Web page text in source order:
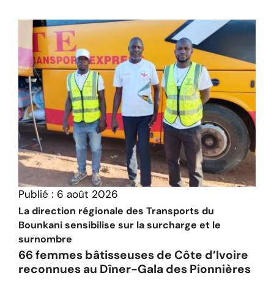
Publié : 6 août 2026
La direction régionale des Transports du
Bounkani sensibilise sur la surcharge et le
surnombre
66 femmes bâtisseuses de Côte d’Ivoire
reconnues au Dîner-Gala des Pionnières